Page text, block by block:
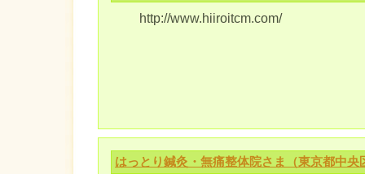
http://www.hiiroitcm.com/
はっとり鍼灸・無痛整体院さま（東京都中央